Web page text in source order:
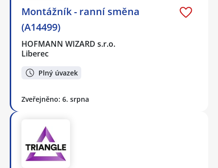
Montážník - ranní směna
(A14499)
HOFMANN WIZARD s.r.o.
Liberec
Plný úvazek
Zveřejněno: 6. srpna